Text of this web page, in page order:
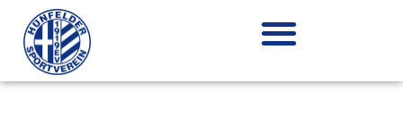
Inhalt
springen